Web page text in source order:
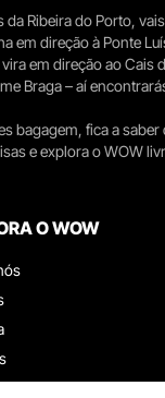
da Ribeira do Porto,
em direção à Ponte
em direção ao Cais
Braga – aí
bagagem, fica a
e explora o WOW
O WOW